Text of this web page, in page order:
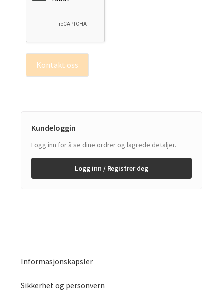
Kontakt oss
Kundeloggin
Logg inn for å se dine ordrer og lagrede detaljer.
Logg inn / Registrer deg
Informasjonskapsler
Sikkerhet og personvern